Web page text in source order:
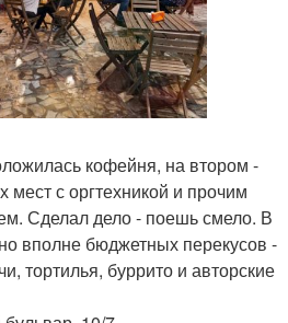
кофейня, на втором -
мест с оргтехникой и прочим
Сделал дело - поешь смело. В
вполне бюджетных перекусов -
тортилья, буррито и авторские